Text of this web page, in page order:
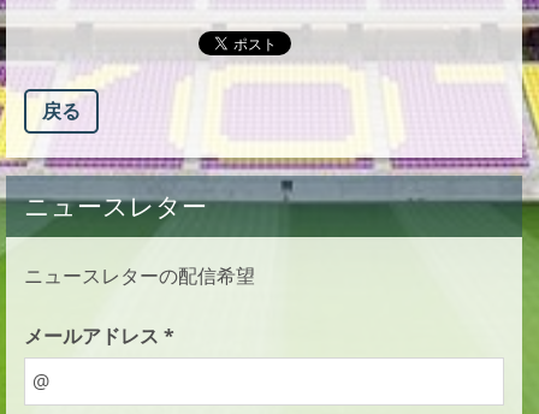
戻る
ニュースレター
ニュースレターの配信希望
メールアドレス *